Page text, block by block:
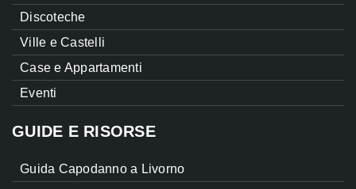
Discoteche
Ville e Castelli
Case e Appartamenti
Eventi
GUIDE E RISORSE
Guida Capodanno a Livorno